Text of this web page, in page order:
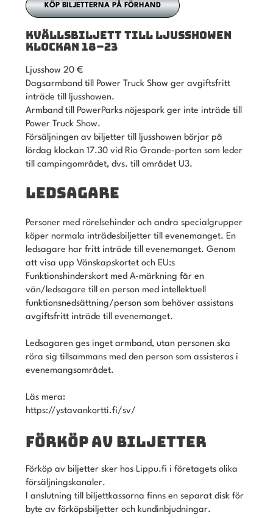
KÖP BILJETTERNA PÅ FÖRHAND
KVÄLLSBILJETT TILL LJUSSHOWEN
KLOCKAN 18–23
Ljusshow 20 €
Dagsarmband till Power Truck Show ger avgiftsfritt
inträde till ljusshowen.
Armband till PowerParks nöjespark ger inte inträde till
Power Truck Show.
Försäljningen av biljetter till ljusshowen börjar på
lördag klockan 17.30 vid Rio Grande-porten som leder
till campingområdet, dvs. till området U3.
LEDSAGARE
Personer med rörelsehinder och andra specialgrupper
köper normala inträdesbiljetter till evenemanget. En
ledsagare har fritt inträde till evenemanget. Genom
att visa upp Vänskapskortet och EU:s
Funktionshinderskort med A-märkning får en
vän/ledsagare till en person med intellektuell
funktionsnedsättning/person som behöver assistans
avgiftsfritt inträde till evenemanget.
Ledsagaren ges inget armband, utan personen ska
röra sig tillsammans med den person som assisteras i
evenemangsområdet.
Läs mera:
https://ystavankortti.fi/sv/
FÖRKÖP AV BILJETTER
Förköp av biljetter sker hos Lippu.fi i företagets olika
försäljningskanaler.
I anslutning till biljettkassorna finns en separat disk för
byte av förköpsbiljetter och kundinbjudningar.